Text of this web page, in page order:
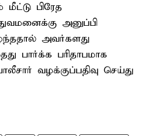
பிரேத
அனுப்பி
அவர்களது
பார்க்க பரிதாபமாக
வழக்குப்பதிவு செய்து